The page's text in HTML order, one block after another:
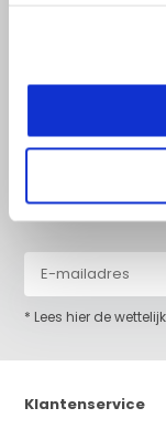
Blijf op de hoogte
* Lees hier de
Klantenservice